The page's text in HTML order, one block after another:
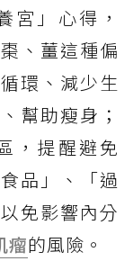
宮」心得，
、薑這種偏
環、減少生
幫助瘦身；
，提醒避免
品」、「過
免影響內分
瘤的風險。